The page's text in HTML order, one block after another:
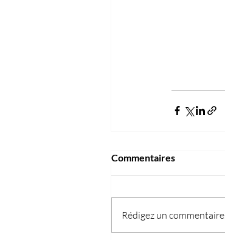
Commentaires
Rédigez un commentaire...